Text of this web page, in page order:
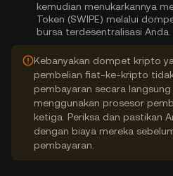
kemudian menukarkannya
Token (SWIPE) melalui
bursa terdesentralisasi Anda.
Kebanyakan dompet kripto
pembelian fiat-ke-kripto
pembayaran secara langsung
menggunakan prosesor
ketiga. Periksa dan pastikan
dengan biaya mereka
pembayaran.